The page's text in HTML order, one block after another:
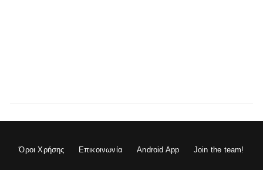
Όροι Χρήσης Επικοινωνία Android App Join the team!